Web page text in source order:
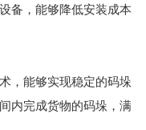
备，能够降低安装成本
，能够实现稳定的码垛
内完成货物的码垛，满